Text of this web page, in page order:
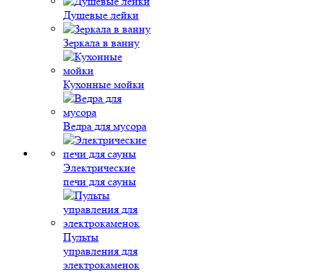
Душевые лейки
Зеркала в ванну
Кухонные мойки
Ведра для мусора
Электрические
печи для сауны
Пульты
управления для
электрокаменок